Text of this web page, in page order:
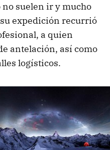
suelen ir y mucho
expedición recurrió
a quien
antelación, así como
logísticos.